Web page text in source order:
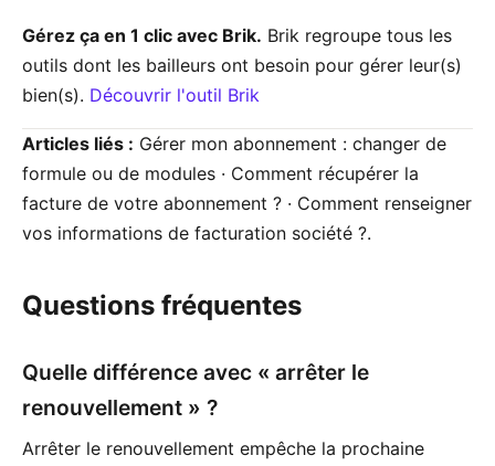
Gérez ça en 1 clic avec Brik. Brik regroupe tous les
outils dont les bailleurs ont besoin pour gérer leur(s)
bien(s). Découvrir l'outil Brik
Articles liés : Gérer mon abonnement : changer de
formule ou de modules · Comment récupérer la
facture de votre abonnement ? · Comment renseigner
vos informations de facturation société ?.
Questions fréquentes
Quelle différence avec « arrêter le
renouvellement » ?
Arrêter le renouvellement empêche la prochaine